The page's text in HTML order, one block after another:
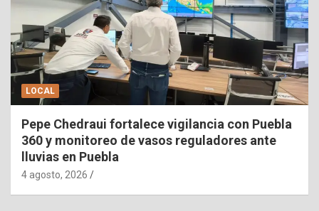
LOCAL
Pepe Chedraui fortalece vigilancia con Puebla
360 y monitoreo de vasos reguladores ante
lluvias en Puebla
4 agosto, 2026